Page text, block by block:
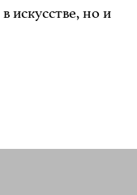
искусстве, но и